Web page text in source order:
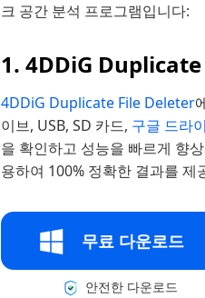
크 공간 분석 프로그램입니다:
1. 4DDiG Duplicate
4DDiG Duplicate File Deleter
이브, USB, SD 카드, 구글 드라
을 확인하고 성능을 빠르게 향
용하여 100% 정확한 결과를
무료 다운로드
안전한 다운로드